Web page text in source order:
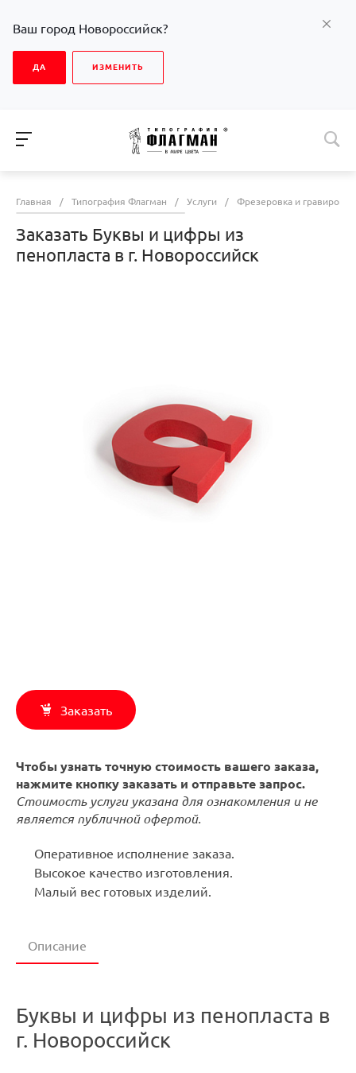
Ваш город Новороссийск?
ДА ИЗМЕНИТЬ
Главная / Типография Флагман / Услуги / Фрезеровка и гравировка
Заказать Буквы и цифры из
пенопласта в г. Новороссийск
Заказать
Чтобы узнать точную стоимость вашего заказа,
нажмите кнопку заказать и отправьте запрос.
Стоимость услуги указана для ознакомления и не
является публичной офертой.
Оперативное исполнение заказа.
Высокое качество изготовления.
Малый вес готовых изделий.
Описание
Буквы и цифры из пенопласта в
г. Новороссийск